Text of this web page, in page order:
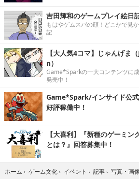
吉田輝和のゲームプレイ絵日
もはやゲムスパの顔！どこかで見
記
【大人気4コマ】じゃんげ
n）
Game*Sparkの一大コンテンツに
発売中！
Game*Spark/インサイド公
好評稼働中！
【大喜利】『新種のゲーミン
とは？』回答募集中！
ホーム › ゲーム文化 › イベント › 記事 › 写真・画像